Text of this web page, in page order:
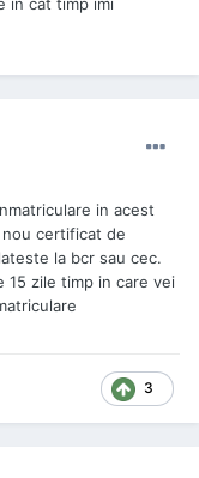
in acest
certificat de
la bcr sau cec.
zile timp in care vei
3